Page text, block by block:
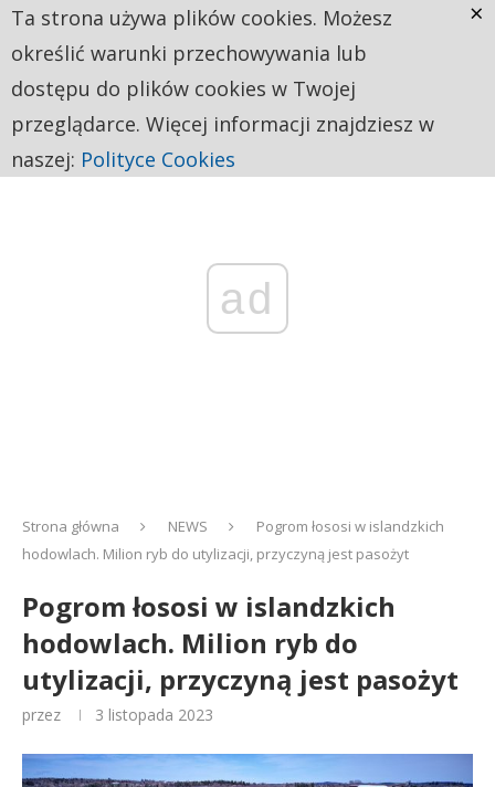
ad
Strona główna NEWS
Pogrom łososi w islandzkich
hodowlach. Milion ryb do utylizacji, przyczyną jest pasożyt
Pogrom łososi w islandzkich
hodowlach. Milion ryb do
utylizacji, przyczyną jest pasożyt
przez 3 listopada 2023
Ta strona używa plików cookies. Możesz
określić warunki przechowywania lub
dostępu do plików cookies w Twojej
przeglądarce. Więcej informacji znajdziesz w
naszej: Polityce Cookies
×